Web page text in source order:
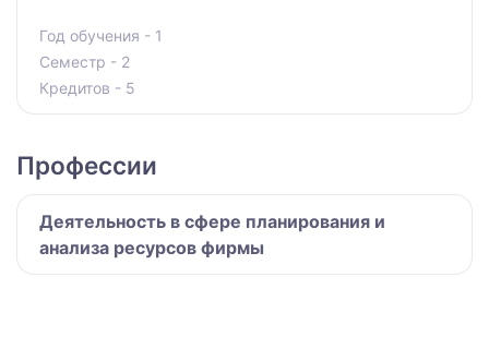
Год обучения - 1
Семестр - 2
Кредитов - 5
Профессии
Деятельность в сфере планирования и
анализа ресурсов фирмы